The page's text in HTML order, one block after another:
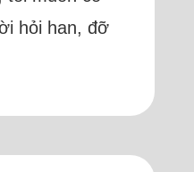
hỏi han, đỡ